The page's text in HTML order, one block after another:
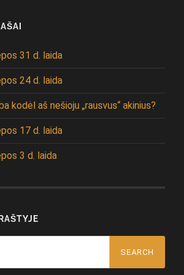
31 d. laida
24 d. laida
kodėl aš nešioju „rausvus“ akinius?
17 d. laida
3 d. laida